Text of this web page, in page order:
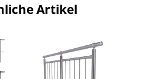
Artikel